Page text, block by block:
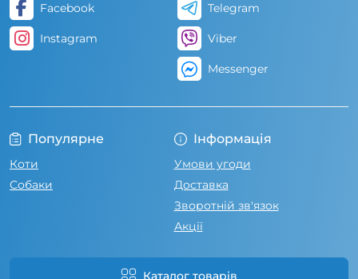
Популярне
Коти
Собаки
Інформація
Умови угоди
Доставка
Зворотній зв'язок
Акції
Каталог товарів
Facebook
Instagram
Telegram
Viber
Messenger